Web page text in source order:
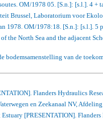
OM/1978 05. [S.n.]: [s.l.]. 4 +
Brussel, Laboratorium voor
1978. OM/1978:18. [S.n.]: [s.l.]. 5
the North Sea and the adjacent
van de
Flanders Hydraulics
en Zeekanaal NV,
[PRESENTATION].